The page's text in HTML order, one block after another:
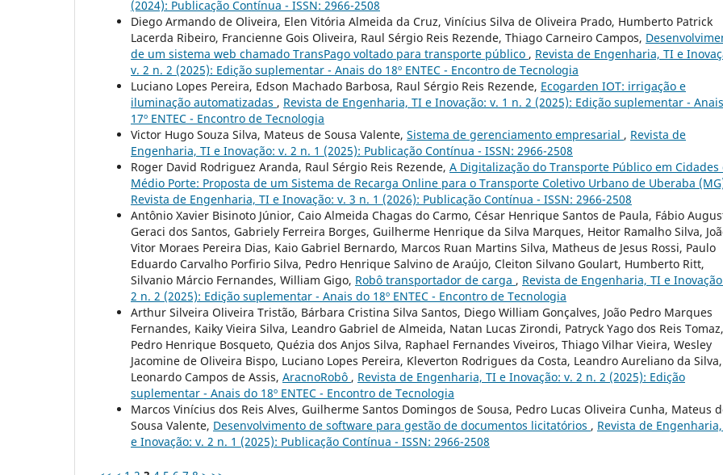
(2024): Publicação Contínua - ISSN: 2966-2508
Diego Armando de Oliveira, Elen Vitória Almeida da Cruz, Vinícius Silva de Oliveira Prado, Humberto Patrick
Lacerda Ribeiro, Francienne Gois Oliveira, Raul Sérgio Reis Rezende, Thiago Carneiro Campos,
de um sistema web chamado TransPago voltado para transporte público , Revista de Engenharia, TI e
v. 2 n. 2 (2025): Edição suplementar - Anais do 18º ENTEC - Encontro de Tecnologia
Luciano Lopes Pereira, Edson Machado Barbosa, Raul Sérgio Reis Rezende, Ecogarden IOT: irrigação e
iluminação automatizadas , Revista de Engenharia, TI e Inovação: v. 1 n. 2 (2025): Edição suplementar -
17º ENTEC - Encontro de Tecnologia
Victor Hugo Souza Silva, Mateus de Sousa Valente, Sistema de gerenciamento empresarial , Revista de
Engenharia, TI e Inovação: v. 2 n. 1 (2025): Publicação Contínua - ISSN: 2966-2508
Roger David Rodriguez Aranda, Raul Sérgio Reis Rezende, A Digitalização do Transporte Público em Cidades
Médio Porte: Proposta de um Sistema de Recarga Online para o Transporte Coletivo Urbano de Uberaba
Revista de Engenharia, TI e Inovação: v. 3 n. 1 (2026): Publicação Contínua - ISSN: 2966-2508
Antônio Xavier Bisinoto Júnior, Caio Almeida Chagas do Carmo, César Henrique Santos de Paula, Fábio
Geraci dos Santos, Gabriely Ferreira Borges, Guilherme Henrique da Silva Marques, Heitor Ramalho Silva,
Vitor Moraes Pereira Dias, Kaio Gabriel Bernardo, Marcos Ruan Martins Silva, Matheus de Jesus Rossi, Paulo
Eduardo Carvalho Porfirio Silva, Pedro Henrique Salvino de Araújo, Cleiton Silvano Goulart, Humberto Ritt,
Silvanio Márcio Fernandes, William Gigo, Robô transportador de carga , Revista de Engenharia, TI e
2 n. 2 (2025): Edição suplementar - Anais do 18º ENTEC - Encontro de Tecnologia
Arthur Silveira Oliveira Tristão, Bárbara Cristina Silva Santos, Diego William Gonçalves, João Pedro Marques
Fernandes, Kaiky Vieira Silva, Leandro Gabriel de Almeida, Natan Lucas Zirondi, Patryck Yago dos Reis Tomaz,
Pedro Henrique Bosqueto, Quézia dos Anjos Silva, Raphael Fernandes Viveiros, Thiago Vilhar Vieira, Wesley
Jacomine de Oliveira Bispo, Luciano Lopes Pereira, Kleverton Rodrigues da Costa, Leandro Aureliano da Silva,
Leonardo Campos de Assis, AracnoRobô , Revista de Engenharia, TI e Inovação: v. 2 n. 2 (2025): Edição
suplementar - Anais do 18º ENTEC - Encontro de Tecnologia
Marcos Vinícius dos Reis Alves, Guilherme Santos Domingos de Sousa, Pedro Lucas Oliveira Cunha, Mateus
Sousa Valente, Desenvolvimento de software para gestão de documentos licitatórios , Revista de
e Inovação: v. 2 n. 1 (2025): Publicação Contínua - ISSN: 2966-2508